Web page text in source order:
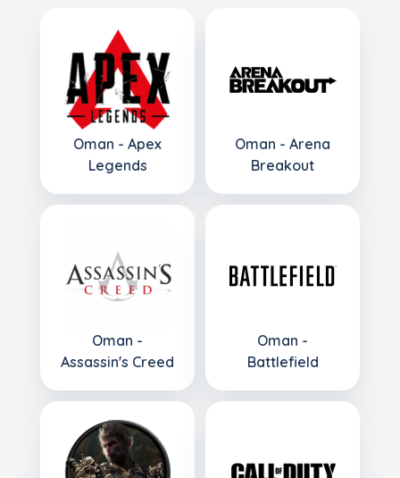
Oman - Apex
Legends
Oman - Arena
Breakout
Oman -
Assassin's Creed
Oman -
Battlefield